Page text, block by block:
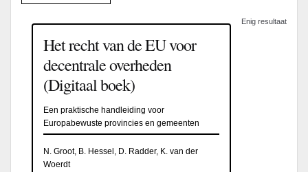
Enig resultaat
Het recht van de EU voor
decentrale overheden
(Digitaal boek)
Een praktische handleiding voor
Europabewuste provincies en gemeenten
N. Groot, B. Hessel, D. Radder, K. van der
Woerdt